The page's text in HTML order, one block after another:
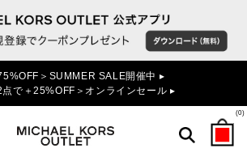
＞SUMMER SALE開催中 ▸
点で＋25%OFF＞オンラインセール ▸
(0)